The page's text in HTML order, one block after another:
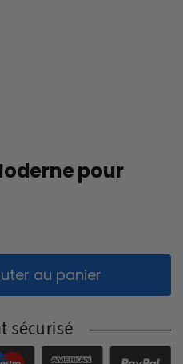
pour
au panier